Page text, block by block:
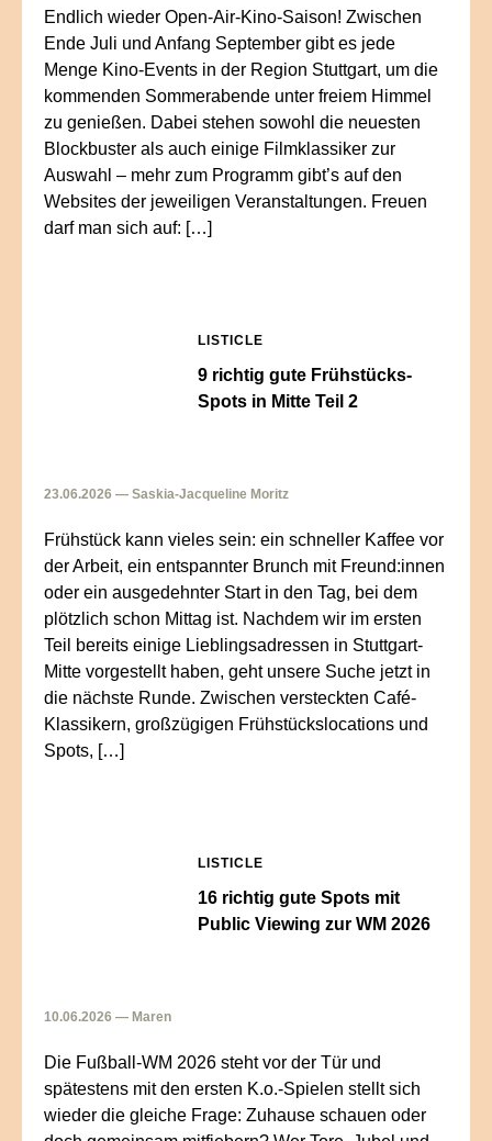
Endlich wieder Open-Air-Kino-Saison! Zwischen
Ende Juli und Anfang September gibt es jede
Menge Kino-Events in der Region Stuttgart, um die
kommenden Sommerabende unter freiem Himmel
zu genießen. Dabei stehen sowohl die neuesten
Blockbuster als auch einige Filmklassiker zur
Auswahl – mehr zum Programm gibt’s auf den
Websites der jeweiligen Veranstaltungen. Freuen
darf man sich auf: […]
LISTICLE
9 richtig gute Frühstücks-
Spots in Mitte Teil 2
23.06.2026 — Saskia-Jacqueline Moritz
Frühstück kann vieles sein: ein schneller Kaffee vor
der Arbeit, ein entspannter Brunch mit Freund:innen
oder ein ausgedehnter Start in den Tag, bei dem
plötzlich schon Mittag ist. Nachdem wir im ersten
Teil bereits einige Lieblingsadressen in Stuttgart-
Mitte vorgestellt haben, geht unsere Suche jetzt in
die nächste Runde. Zwischen versteckten Café-
Klassikern, großzügigen Frühstückslocations und
Spots, […]
LISTICLE
16 richtig gute Spots mit
Public Viewing zur WM 2026
10.06.2026 — Maren
Die Fußball-WM 2026 steht vor der Tür und
spätestens mit den ersten K.o.-Spielen stellt sich
wieder die gleiche Frage: Zuhause schauen oder